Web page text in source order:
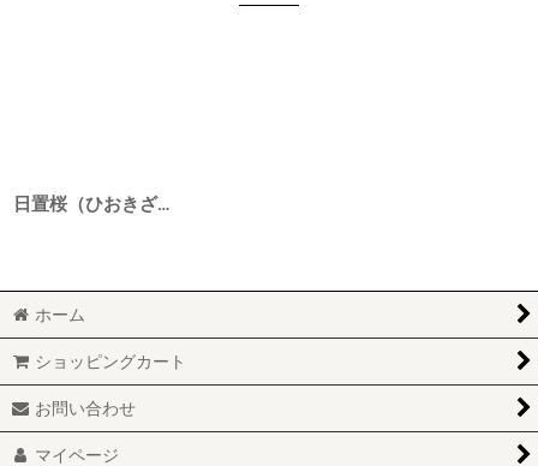
日置桜（ひおきざくら） 生もと純米 玉栄 3BY 1800ml
ホーム
ショッピングカート
お問い合わせ
マイページ